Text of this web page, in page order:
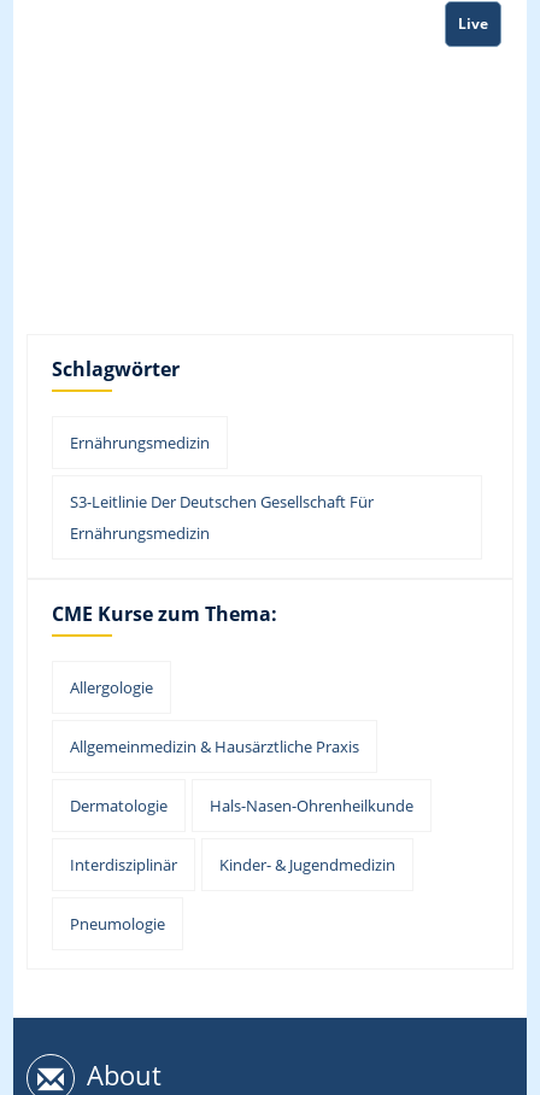
Live
Schlagwörter
Ernährungsmedizin
S3-Leitlinie Der Deutschen Gesellschaft Für
Ernährungsmedizin
CME Kurse zum Thema:
Allergologie
Allgemeinmedizin & Hausärztliche Praxis
Dermatologie Hals-Nasen-Ohrenheilkunde
Interdisziplinär Kinder- & Jugendmedizin
Pneumologie
About